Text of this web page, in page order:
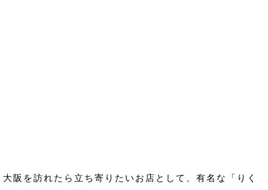
大阪を訪れたら立ち寄りたいお店として、有名な「りく